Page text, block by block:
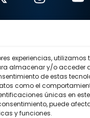
experiencias,
almacenar y/o acceder
de estas
como el
únicas en este
puede
y funciones.
Y Condiciones
De Privacidad
De Cookies
Aviso Legal
Todos los derechos